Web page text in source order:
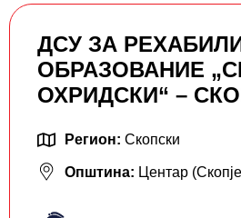
ДСУ ЗА
ОБРАЗОВАНИЕ
ОХРИДСКИ“ –
Регион: Скопски
Општина: Центар